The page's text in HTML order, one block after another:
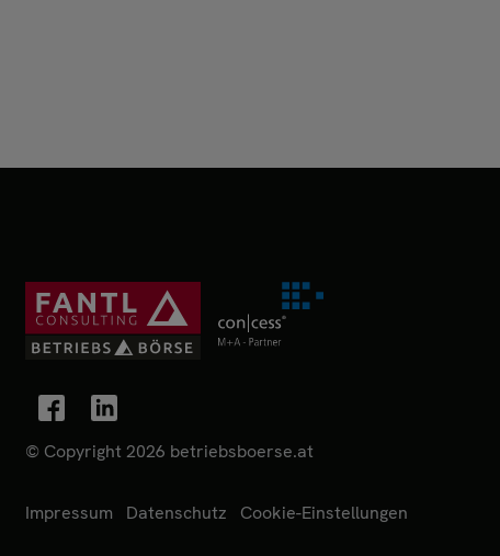
© Copyright 2026 betriebsboerse.at
Impressum Datenschutz Cookie-Einstellungen